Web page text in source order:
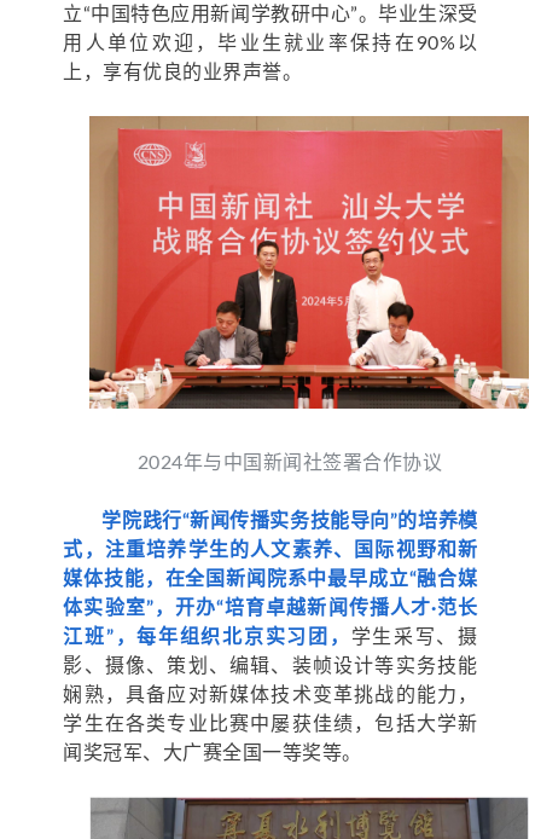
立“中国特色应用新闻学教研中心”。毕业生深受
用人单位欢迎，毕业生就业率保持在90%以
上，享有优良的业界声誉。
2024年与中国新闻社签署合作协议
学院践行“新闻传播实务技能导向”的培养模
式，注重培养学生的人文素养、国际视野和新
媒体技能，在全国新闻院系中最早成立“融合媒
体实验室”，开办“培育卓越新闻传播人才·范长
江班”，每年组织北京实习团， 学生采写、摄
影、摄像、策划、编辑、装帧设计等实务技能
娴熟，具备应对新媒体技术变革挑战的能力，
学生在各类专业比赛中屡获佳绩，包括大学新
闻奖冠军、大广赛全国一等奖等。